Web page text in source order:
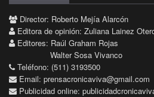
Director: Roberto Mejía Alarcón
Editora de opinión: Zuliana Lainez
Editores: Raúl Graham Rojas
Walter Sosa Vivanco
Teléfono: (511) 3193500
Email: prensacronicaviva@gmail.com
Publicidad online: